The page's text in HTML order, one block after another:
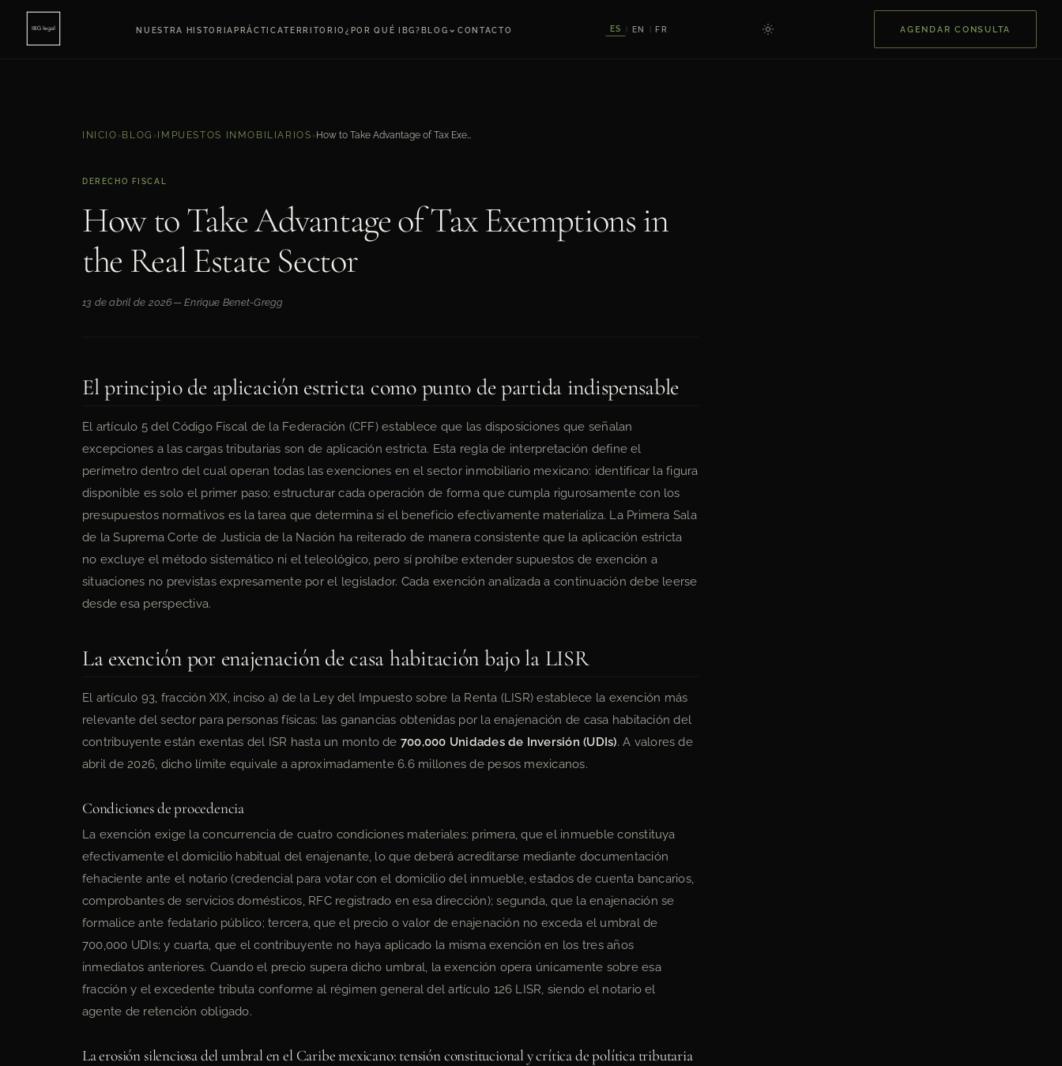
NUESTRA HISTORIAPRÁCTICATERRITORIO ¿POR QUÉ IBG?BLOG ⌄ CONTACTO ES EN FR AGENDAR CONSULTA
INICIO ›BLOG ›IMPUESTOS INMOBILIARIOS › How to Take Advantage of Tax Exemptions in the Real Estate Sector
DERECHO FISCAL
How to Take Advantage of Tax Exemptions in
the Real Estate Sector
13 de abril de 2026— Enrique Benet-Gregg
El principio de aplicación estricta como punto de partida indispensable
El artículo 5 del Código Fiscal de la Federación (CFF) establece que las disposiciones que señalan
excepciones a las cargas tributarias son de aplicación estricta. Esta regla de interpretación define el
perímetro dentro del cual operan todas las exenciones en el sector inmobiliario mexicano: identificar la figura
disponible es solo el primer paso; estructurar cada operación de forma que cumpla rigurosamente con los
presupuestos normativos es la tarea que determina si el beneficio efectivamente materializa. La Primera Sala
de la Suprema Corte de Justicia de la Nación ha reiterado de manera consistente que la aplicación estricta
no excluye el método sistemático ni el teleológico, pero sí prohíbe extender supuestos de exención a
situaciones no previstas expresamente por el legislador. Cada exención analizada a continuación debe leerse
desde esa perspectiva.
La exención por enajenación de casa habitación bajo la LISR
El artículo 93, fracción XIX, inciso a) de la Ley del Impuesto sobre la Renta (LISR) establece la exención más
relevante del sector para personas físicas: las ganancias obtenidas por la enajenación de casa habitación del
contribuyente están exentas del ISR hasta un monto de 700,000 Unidades de Inversión (UDIs). A valores de
abril de 2026, dicho límite equivale a aproximadamente 6.6 millones de pesos mexicanos.
Condiciones de procedencia
La exención exige la concurrencia de cuatro condiciones materiales: primera, que el inmueble constituya
efectivamente el domicilio habitual del enajenante, lo que deberá acreditarse mediante documentación
fehaciente ante el notario (credencial para votar con el domicilio del inmueble, estados de cuenta bancarios,
comprobantes de servicios domésticos, RFC registrado en esa dirección); segunda, que la enajenación se
formalice ante fedatario público; tercera, que el precio o valor de enajenación no exceda el umbral de
700,000 UDIs; y cuarta, que el contribuyente no haya aplicado la misma exención en los tres años
inmediatos anteriores. Cuando el precio supera dicho umbral, la exención opera únicamente sobre esa
fracción y el excedente tributa conforme al régimen general del artículo 126 LISR, siendo el notario el
agente de retención obligado.
La erosión silenciosa del umbral en el Caribe mexicano: tensión constitucional y crítica de política tributaria